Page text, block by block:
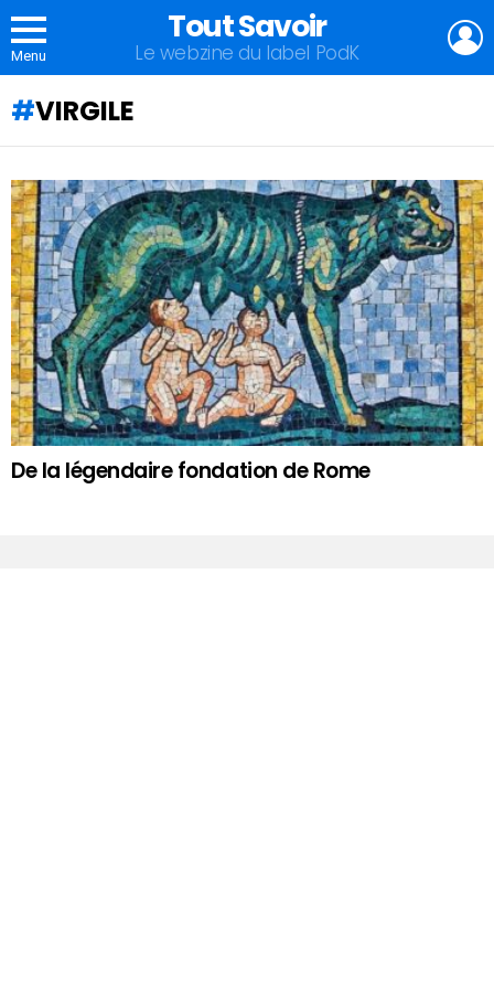
Menu
Tout Savoir
Le webzine du label PodK
VIRGILE
QU'ALLEZ-
VOUS
APPRENDRE
AUJOURD'HUI
?
De la légendaire fondation de Rome